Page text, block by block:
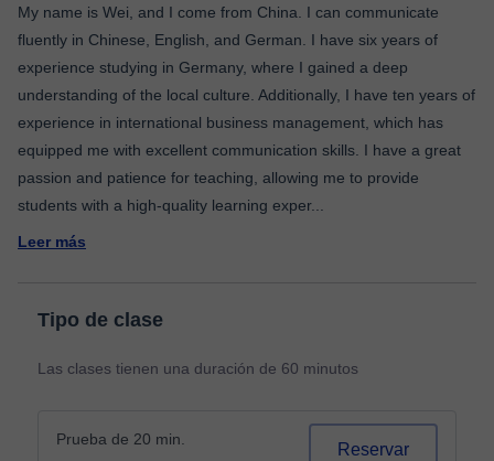
My name is Wei, and I come from China. I can communicate
fluently in Chinese, English, and German. I have six years of
experience studying in Germany, where I gained a deep
understanding of the local culture. Additionally, I have ten years of
experience in international business management, which has
equipped me with excellent communication skills. I have a great
passion and patience for teaching, allowing me to provide
students with a high-quality learning exper...
Leer más
Tipo de clase
Las clases tienen una duración de 60 minutos
Prueba de 20 min.
Reservar